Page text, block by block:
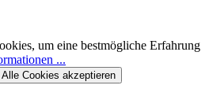
um eine bestmögliche Erfahrung
...
Alle Cookies akzeptieren